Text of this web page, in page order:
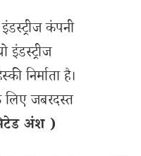
कंपनी
इंडस्ट्रीज
निर्माता है।
जबरदस्त
अंश )